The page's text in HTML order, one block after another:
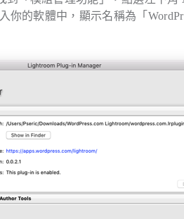
的軟體中，顯示名稱為「